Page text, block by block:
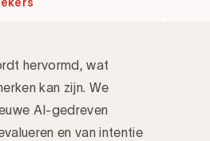
hervormd, wat
kan zijn. We
AI-gedreven
en van intentie